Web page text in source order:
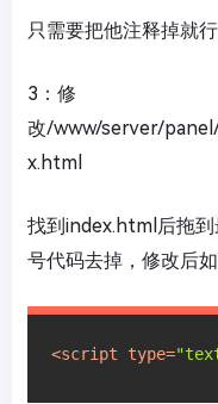
只需要把他注释掉就行
3：修
改/www/server/
x.html
找到index.html后拖
号代码去掉，修改后如
<script type=